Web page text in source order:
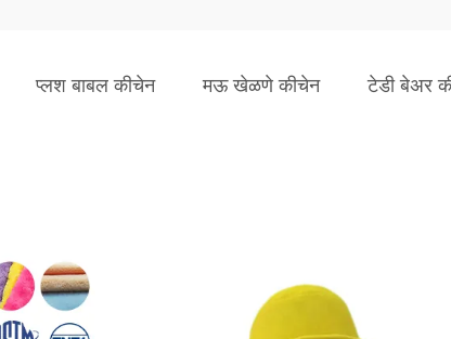
प्लश बाबल कीचेन मऊ खेळणे कीचेन टेडी बेअर